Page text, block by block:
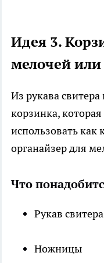
Идея 3.
мелочей или
Из рукава
корзинка,
использовать
органайзер для
Что
Рукав
Ножницы